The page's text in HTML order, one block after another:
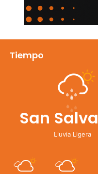
Tiempo
San
Lluvia Ligera